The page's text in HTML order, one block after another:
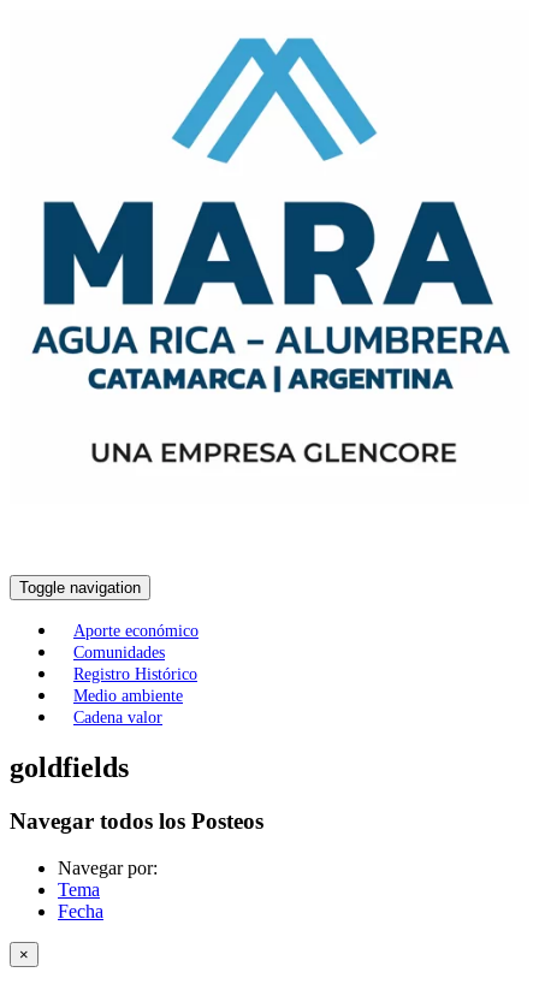
Toggle navigation
Aporte económico
Comunidades
Registro Histórico
Medio ambiente
Cadena valor
goldfields
Navegar todos los Posteos
Navegar por:
Tema
Fecha
×